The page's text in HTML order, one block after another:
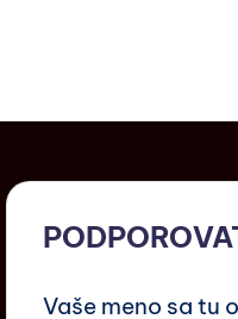
Vaše meno sa tu